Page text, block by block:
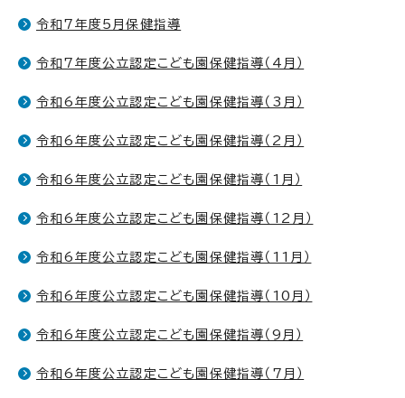
令和7年度5月保健指導
令和7年度公立認定こども園保健指導（4月）
令和6年度公立認定こども園保健指導（3月）
令和6年度公立認定こども園保健指導（2月）
令和6年度公立認定こども園保健指導（1月）
令和6年度公立認定こども園保健指導（12月）
令和6年度公立認定こども園保健指導（11月）
令和6年度公立認定こども園保健指導（10月）
令和6年度公立認定こども園保健指導（9月）
令和6年度公立認定こども園保健指導（7月）